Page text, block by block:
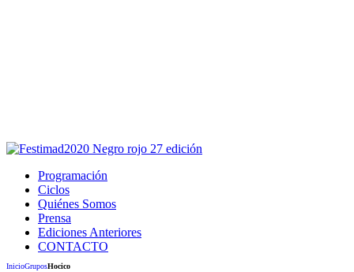
Programación
Ciclos
Quiénes Somos
Prensa
Ediciones Anteriores
CONTACTO
InicioGruposHocico